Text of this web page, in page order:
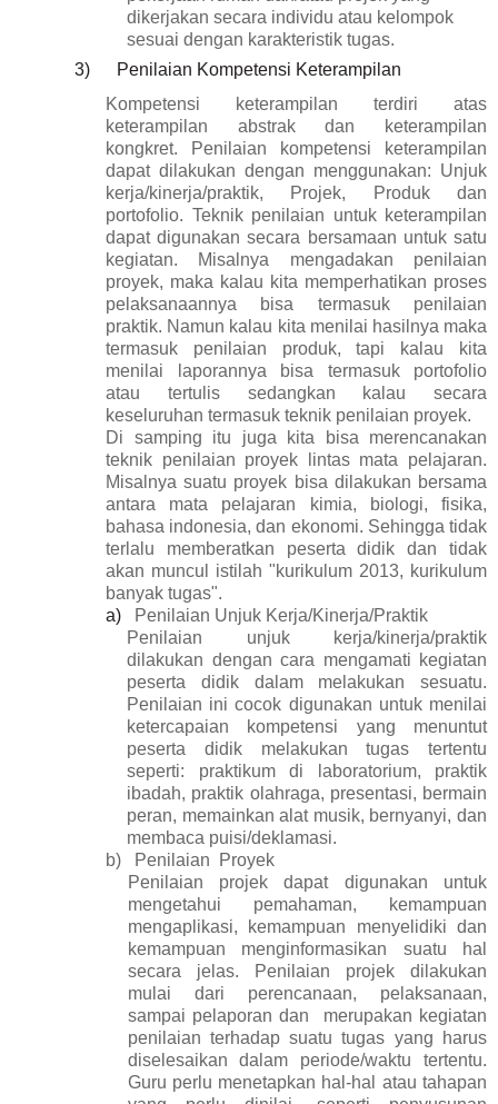
dikerjakan secara individu atau kelompok
sesuai dengan karakteristik tugas.
3)
Penilaian Kompetensi Keterampilan
Kompetensi keterampilan terdiri atas
keterampilan abstrak dan keterampilan
kongkret. Penilaian kompetensi keterampilan
dapat dilakukan dengan menggunakan: Unjuk
kerja/kinerja/praktik, Projek, Produk dan
portofolio. Teknik penilaian untuk keterampilan
dapat digunakan secara bersamaan untuk satu
kegiatan. Misalnya mengadakan penilaian
proyek, maka kalau kita memperhatikan proses
pelaksanaannya bisa termasuk penilaian
praktik. Namun kalau kita menilai hasilnya maka
termasuk penilaian produk, tapi kalau kita
menilai laporannya bisa termasuk portofolio
atau tertulis sedangkan kalau secara
keseluruhan termasuk teknik penilaian proyek.
Di samping itu juga kita bisa merencanakan
teknik penilaian proyek lintas mata pelajaran.
Misalnya suatu proyek bisa dilakukan bersama
antara mata pelajaran kimia, biologi, fisika,
bahasa indonesia, dan ekonomi. Sehingga tidak
terlalu memberatkan peserta didik dan tidak
akan muncul istilah "kurikulum 2013, kurikulum
banyak tugas".
a)
Penilaian Unjuk Kerja/Kinerja/Praktik
Penilaian unjuk kerja/kinerja/praktik
dilakukan dengan cara mengamati kegiatan
peserta didik dalam melakukan sesuatu.
Penilaian ini cocok digunakan untuk menilai
ketercapaian kompetensi yang menuntut
peserta didik melakukan tugas tertentu
seperti: praktikum di laboratorium, praktik
ibadah, praktik olahraga, presentasi, bermain
peran, memainkan alat musik, bernyanyi, dan
membaca puisi/deklamasi.
b)
Penilaian Proyek
Penilaian projek dapat digunakan untuk
mengetahui pemahaman, kemampuan
mengaplikasi, kemampuan menyelidiki dan
kemampuan menginformasikan suatu hal
secara jelas. Penilaian projek dilakukan
mulai dari perencanaan, pelaksanaan,
sampai pelaporan dan
merupakan kegiatan
penilaian terhadap suatu tugas yang harus
diselesaikan dalam periode/waktu tertentu.
Guru perlu menetapkan hal-hal atau tahapan